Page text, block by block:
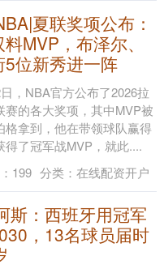
夏联奖项公布：
MVP，布泽尔、
5位新秀进一阵
，NBA官方公布了2026拉
赛的各大奖项，其中MVP被
格拿到，他在带领球队赢得
得了冠军战MVP，就此....
199 分类： 在线配资开户
斯：西班牙用冠军
，13名球员届时